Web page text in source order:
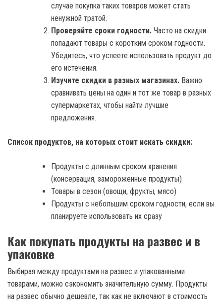
случае покупка таких товаров может стать
ненужной тратой.
Проверяйте сроки годности. Часто на скидки
попадают товары с коротким сроком годности.
Убедитесь, что успеете использовать продукт до
его истечения.
Изучите скидки в разных магазинах. Важно
сравнивать цены на один и тот же товар в разных
супермаркетах, чтобы найти лучшие
предложения.
Список продуктов, на которых стоит искать скидки:
Продукты с длинным сроком хранения
(консервация, замороженные продукты)
Товары в сезон (овощи, фрукты, мясо)
Продукты с небольшим сроком годности, если вы
планируете использовать их сразу
Как покупать продукты на развес и в
упаковке
Выбирая между продуктами на развес и упакованными
товарами, можно сэкономить значительную сумму. Продукты
на развес обычно дешевле, так как не включают в стоимость